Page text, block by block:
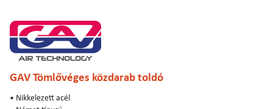
GAV Tömlővéges közdarab toldó
• Nikkelezett acél